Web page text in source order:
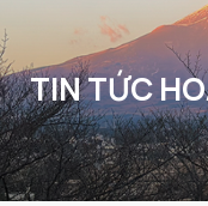
TIN TỨC